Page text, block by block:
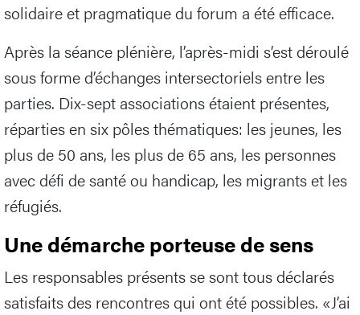
solidaire et pragmatique du forum a été efficace.
Après la séance plénière, l’après-midi s’est déroulé
sous forme d’échanges intersectoriels entre les
parties. Dix-sept associations étaient présentes,
réparties en six pôles thématiques: les jeunes, les
plus de 50 ans, les plus de 65 ans, les personnes
avec défi de santé ou handicap, les migrants et les
réfugiés.
Une démarche porteuse de sens
Les responsables présents se sont tous déclarés
satisfaits des rencontres qui ont été possibles. «J’ai